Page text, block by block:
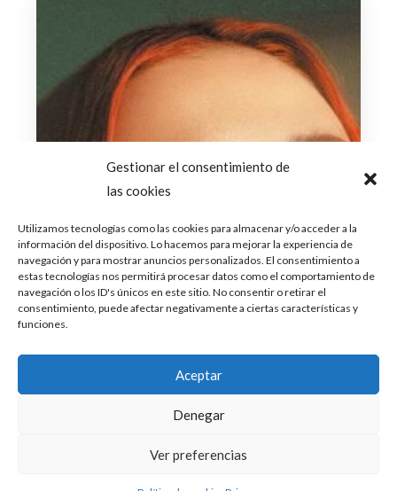
Gestionar el consentimiento de
las cookies
Utilizamos tecnologías como las cookies para almacenar y/o acceder a la
información del dispositivo. Lo hacemos para mejorar la experiencia de
navegación y para mostrar anuncios personalizados. El consentimiento a
estas tecnologías nos permitirá procesar datos como el comportamiento de
navegación o los ID's únicos en este sitio. No consentir o retirar el
consentimiento, puede afectar negativamente a ciertas características y
funciones.
Aceptar
Denegar
Ver preferencias